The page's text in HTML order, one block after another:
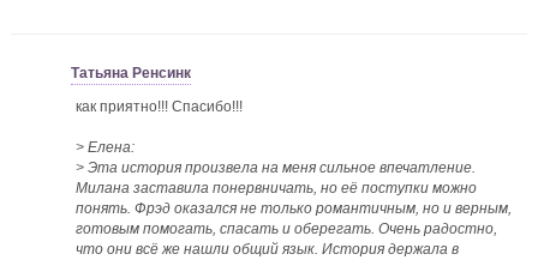
Татьяна Ренсинк
как приятно!!! Спасибо!!!
> Елена:
> Эта история произвела на меня сильное впечатление.
Милана заставила понервничать, но её поступки можно
понять. Фрэд оказался не только романтичным, но и верным,
готовым помогать, спасать и оберегать. Очень радостно,
что они всё же нашли общий язык. История держала в